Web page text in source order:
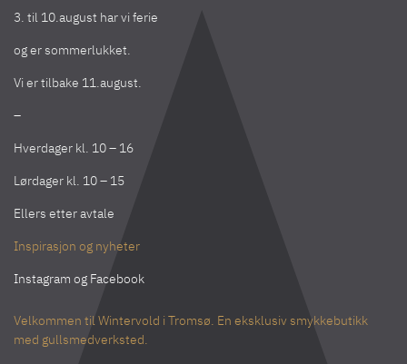
3. til 10.august har vi ferie
og er sommerlukket.
Vi er tilbake 11.august.
–
Hverdager kl. 10 – 16
Lørdager kl. 10 – 15
Ellers etter avtale
Inspirasjon og nyheter
Instagram og Facebook
Velkommen til Wintervold i Tromsø. En eksklusiv smykkebutikk
med gullsmedverksted.